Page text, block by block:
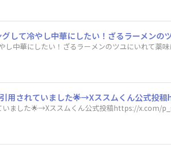
中華にしたい！ざるラーメンのツユにいれて薬
ました🌟→Xススムくん公式投稿https://x.com/